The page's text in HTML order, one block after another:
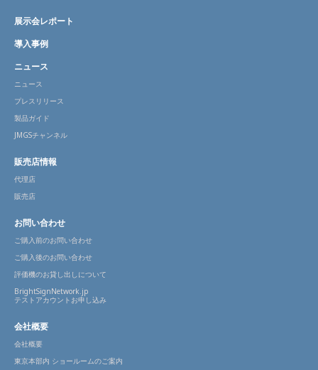
展示会レポート
導入事例
ニュース
ニュース
プレスリリース
製品ガイド
JMGSチャンネル
販売店情報
代理店
販売店
お問い合わせ
ご購入前のお問い合わせ
ご購入後のお問い合わせ
評価機のお貸し出しについて
BrightSignNetwork.jp
テストアカウントお申し込み
会社概要
会社概要
東京本部内 ショールームのご案内